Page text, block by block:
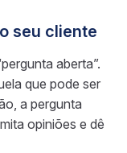
seu cliente
aberta”.
que pode ser
a pergunta
opiniões e dê